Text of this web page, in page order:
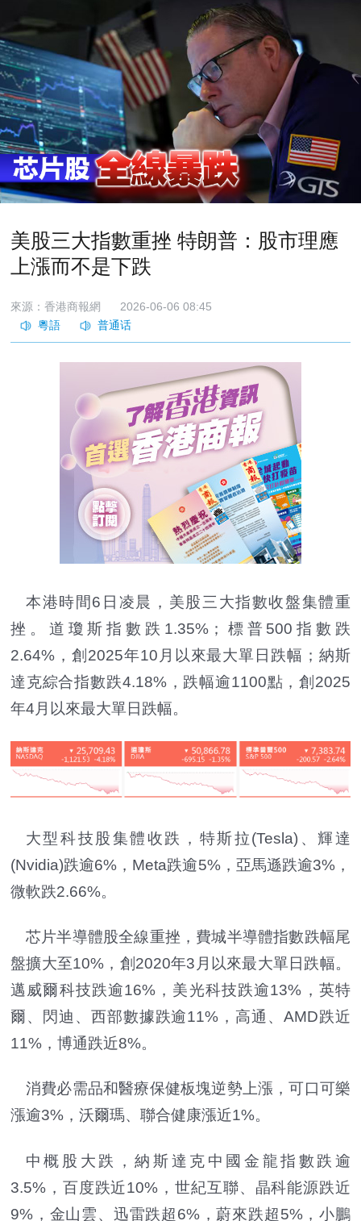
美股三大指數重挫 特朗普：股市理應
上漲而不是下跌
來源：香港商報網 2026-06-06 08:45
本港時間6日凌晨，美股三大指數收盤集體重
挫。道瓊斯指數跌1.35%；標普500指數跌
2.64%，創2025年10月以來最大單日跌幅；納斯
達克綜合指數跌4.18%，跌幅逾1100點，創2025
年4月以來最大單日跌幅。
大型科技股集體收跌，特斯拉(Tesla)、輝達
(Nvidia)跌逾6%，Meta跌逾5%，亞馬遜跌逾3%，
微軟跌2.66%。
芯片半導體股全線重挫，費城半導體指數跌幅尾
盤擴大至10%，創2020年3月以來最大單日跌幅。
邁威爾科技跌逾16%，美光科技跌逾13%，英特
爾、閃迪、西部數據跌逾11%，高通、AMD跌近
11%，博通跌近8%。
消費必需品和醫療保健板塊逆勢上漲，可口可樂
漲逾3%，沃爾瑪、聯合健康漲近1%。
中概股大跌，納斯達克中國金龍指數跌逾
3.5%，百度跌近10%，世紀互聯、晶科能源跌近
9%，金山雲、迅雷跌超6%，蔚來跌超5%，小鵬